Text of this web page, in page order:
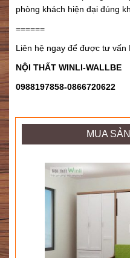
phòng khách hiện đại đúng
======
Liên hệ ngay để được tư vấn
NỘI THẤT WINLI-WALLBE
0988197858-0866720622
MUA